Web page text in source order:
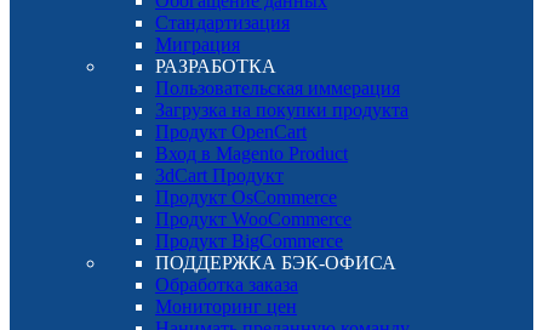
Стандартизация
Миграция
РАЗРАБОТКА
Пользовательская иммерация
Загрузка на покупки продукта
Продукт OpenCart
Вход в Magento Product
3dCart Продукт
Продукт OsCommerce
Продукт WooCommerce
Продукт BigCommerce
ПОДДЕРЖКА БЭК-ОФИСА
Обработка заказа
Мониторинг цен